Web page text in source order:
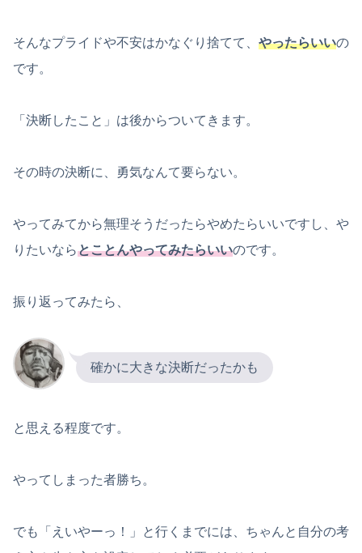
そんなプライドや不安はかなぐり捨てて、 やったらいいの
です。
「決断したこと」は後からついてきます。
その時の決断に、勇気なんて要らない。
やってみてから無理そうだったらやめたらいいですし、や
りたいならとことんやってみたらいいのです。
振り返ってみたら、
確かに大きな決断だったかも
と思える程度です。
やってしまった者勝ち。
でも「えいやーっ！」と行くまでには、ちゃんと自分の考